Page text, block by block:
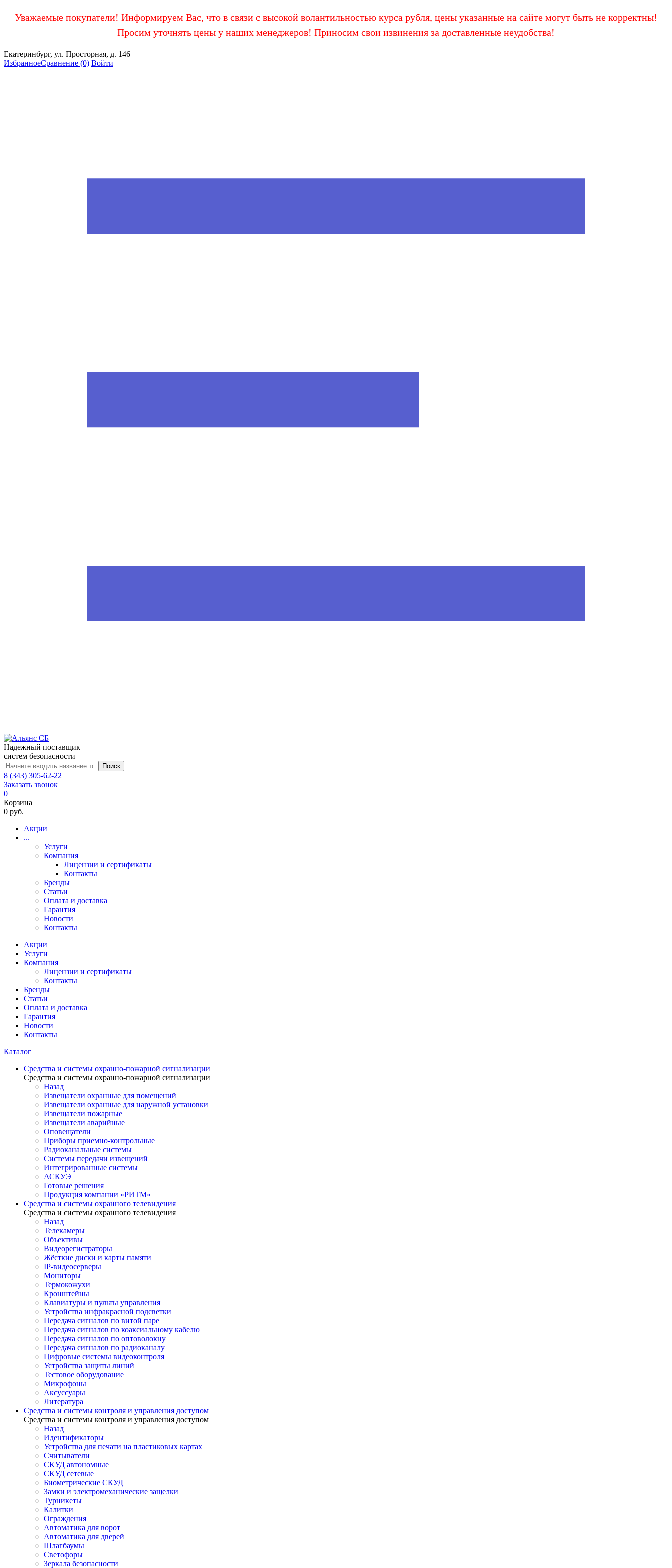
Уважаемые покупатели! Информируем Вас, что в связи с высокой волантильностью курса рубля, цены указанные на сайте могут быть не корректны!
Просим уточнять цены у наших менеджеров! Приносим свои извинения за доставленные неудобства!
Екатеринбург, ул. Просторная, д. 146
ИзбранноеСравнение (0) Войти
Надежный поставщик
систем безопасности
Поиск
8 (343) 305-62-22
Заказать звонок
0
Корзина
0 руб.
Акции
...
Услуги
Компания
Лицензии и сертификаты
Контакты
Бренды
Статьи
Оплата и доставка
Гарантия
Новости
Контакты
Акции
Услуги
Компания
Лицензии и сертификаты
Контакты
Бренды
Статьи
Оплата и доставка
Гарантия
Новости
Контакты
Каталог
Средства и системы охранно-пожарной сигнализации
Средства и системы охранно-пожарной сигнализации
Назад
Извещатели охранные для помещений
Извещатели охранные для наружной установки
Извещатели пожарные
Извещатели аварийные
Оповещатели
Приборы приемно-контрольные
Радиоканальные системы
Системы передачи извещений
Интегрированные системы
АСКУЭ
Готовые решения
Продукция компании «РИТМ»
Средства и системы охранного телевидения
Средства и системы охранного телевидения
Назад
Телекамеры
Объективы
Видеорегистраторы
Жёсткие диски и карты памяти
IP-видеосерверы
Мониторы
Термокожухи
Кронштейны
Клавиатуры и пульты управления
Устройства инфракрасной подсветки
Передача сигналов по витой паре
Передача сигналов по коаксиальному кабелю
Передача сигналов по оптоволокну
Передача сигналов по радиоканалу
Цифровые системы видеоконтроля
Устройства защиты линий
Тестовое оборудование
Микрофоны
Аксуссуары
Литература
Средства и системы контроля и управления доступом
Средства и системы контроля и управления доступом
Назад
Идентификаторы
Устройства для печати на пластиковых картах
Считыватели
СКУД автономные
СКУД сетевые
Биометрические СКУД
Замки и электромеханические защелки
Турникеты
Калитки
Ограждения
Автоматика для ворот
Автоматика для дверей
Шлагбаумы
Светофоры
Зеркала безопасности